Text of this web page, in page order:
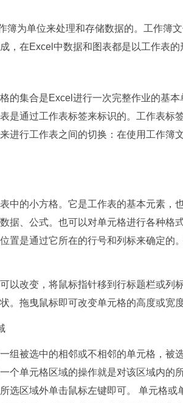
为单位来处理和存储数据的。工作簿文
，在Excel中数据和图表都是以工作表的
集合是Excel进行一次完整作业的基本
是通过工作表标签来标识的。工作表标
进行工作表之间的切换：在使用工作簿
的小方格。它是工作表的基本元素，
据、公式。也可以对单元格进行各种格
置是通过它所在的行号和列标来确定的
改变，将鼠标指针移到行标题栏或列
。拖曳鼠标即可改变单元格的高度或宽度
被选中的相邻或不相邻的单元格，被
个单元格区域的操作就是对该区域内的
选区域外单击鼠标左键即可。 单元格或